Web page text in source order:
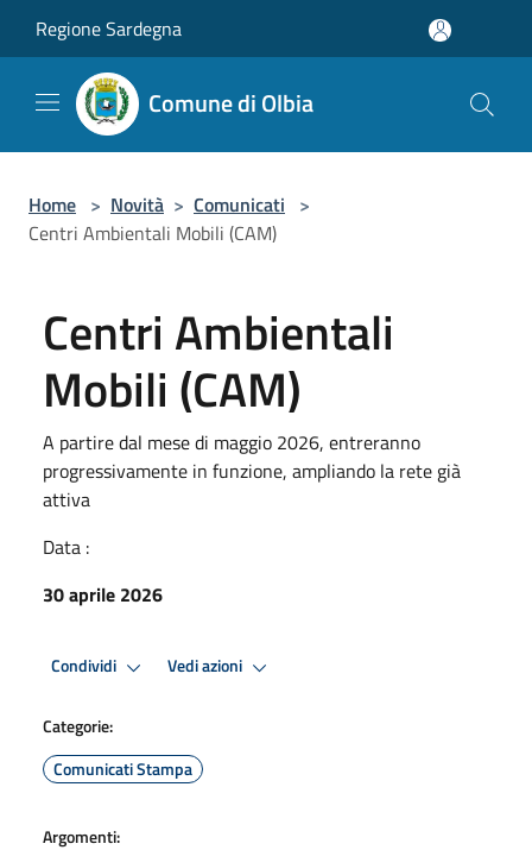
Regione Sardegna
Comune di Olbia
Home > Novità > Comunicati >
Centri Ambientali Mobili (CAM)
Centri Ambientali
Mobili (CAM)
A partire dal mese di maggio 2026, entreranno
progressivamente in funzione, ampliando la rete già
attiva
Data :
30 aprile 2026
Condividi Vedi azioni
Categorie:
Comunicati Stampa
Argomenti: